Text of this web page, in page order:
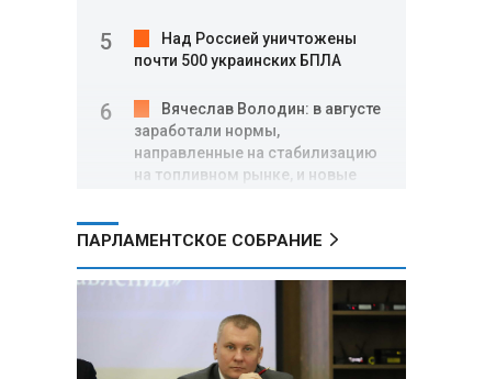
Над Россией уничтожены
почти 500 украинских БПЛА
Вячеслав Володин: в августе
заработали нормы,
направленные на стабилизацию
на топливном рынке, и новые
Александр Лукашенко о
торговых сетях: Почему к
сельчанам вышли только
ПАРЛАМЕНТСКОЕ СОБРАНИЕ